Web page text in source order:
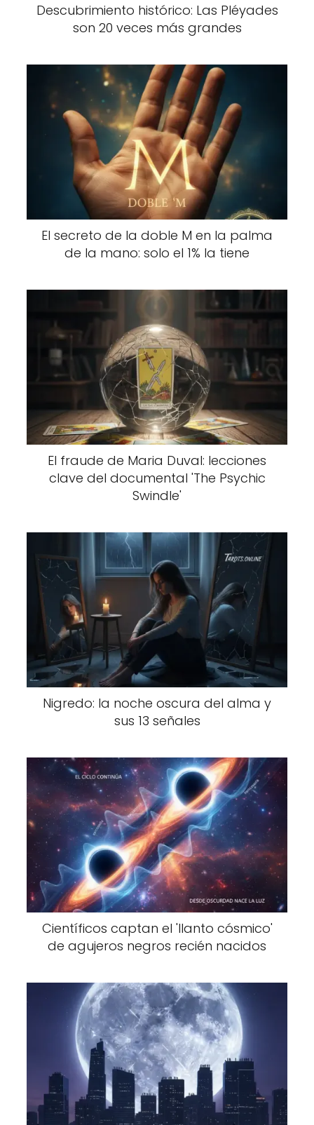
Descubrimiento histórico: Las Pléyades
son 20 veces más grandes
El secreto de la doble M en la palma
de la mano: solo el 1% la tiene
El fraude de Maria Duval: lecciones
clave del documental 'The Psychic
Swindle'
Nigredo: la noche oscura del alma y
sus 13 señales
Científicos captan el 'llanto cósmico'
de agujeros negros recién nacidos